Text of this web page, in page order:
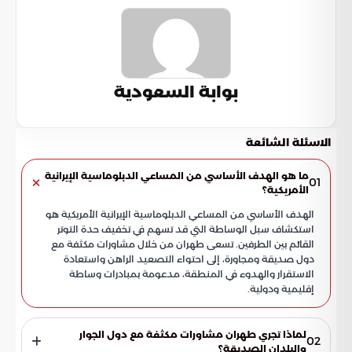
بوابة السعودية
الاسئلة الشائعة
01ما هو الهدف الأساسي من المساعي الدبلوماسية الإيرانية
الأمريكية؟
الهدف الأساسي من المساعي الدبلوماسية الإيرانية الأمريكية هو
استكشاف سبل الوساطة التي قد تسهم في تخفيف حدة التوتر
القائم بين الطرفين. تسعى طهران من خلال مشاورات مكثفة مع
دول صديقة ومجاورة، إلى احتواء التصعيد الراهن واستعادة
الاستقرار والهدوء في المنطقة، مدعومة بمبادرات وساطة
إقليمية ودولية.
02لماذا تجري طهران مشاورات مكثفة مع دول الجوار
والبلدان الصديقة؟